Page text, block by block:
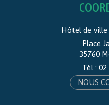
Hôtel de
Place
35760
Tél : 02
NOUS